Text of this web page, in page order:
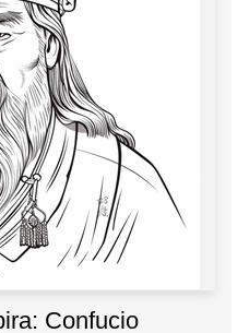
Confucio